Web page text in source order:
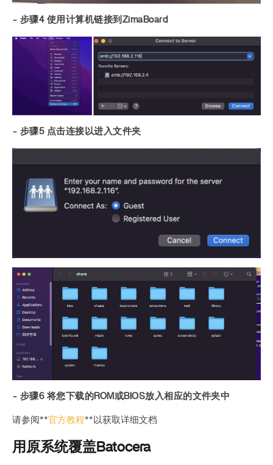
- 步骤4 使用计算机链接到ZimaBoard
- 步骤5 点击连接以进入文件夹
- 步骤6 将您下载的ROM或BIOS放入相应的文件夹中
请参阅**官方教程**以获取详细文档
用原系统覆盖Batocera